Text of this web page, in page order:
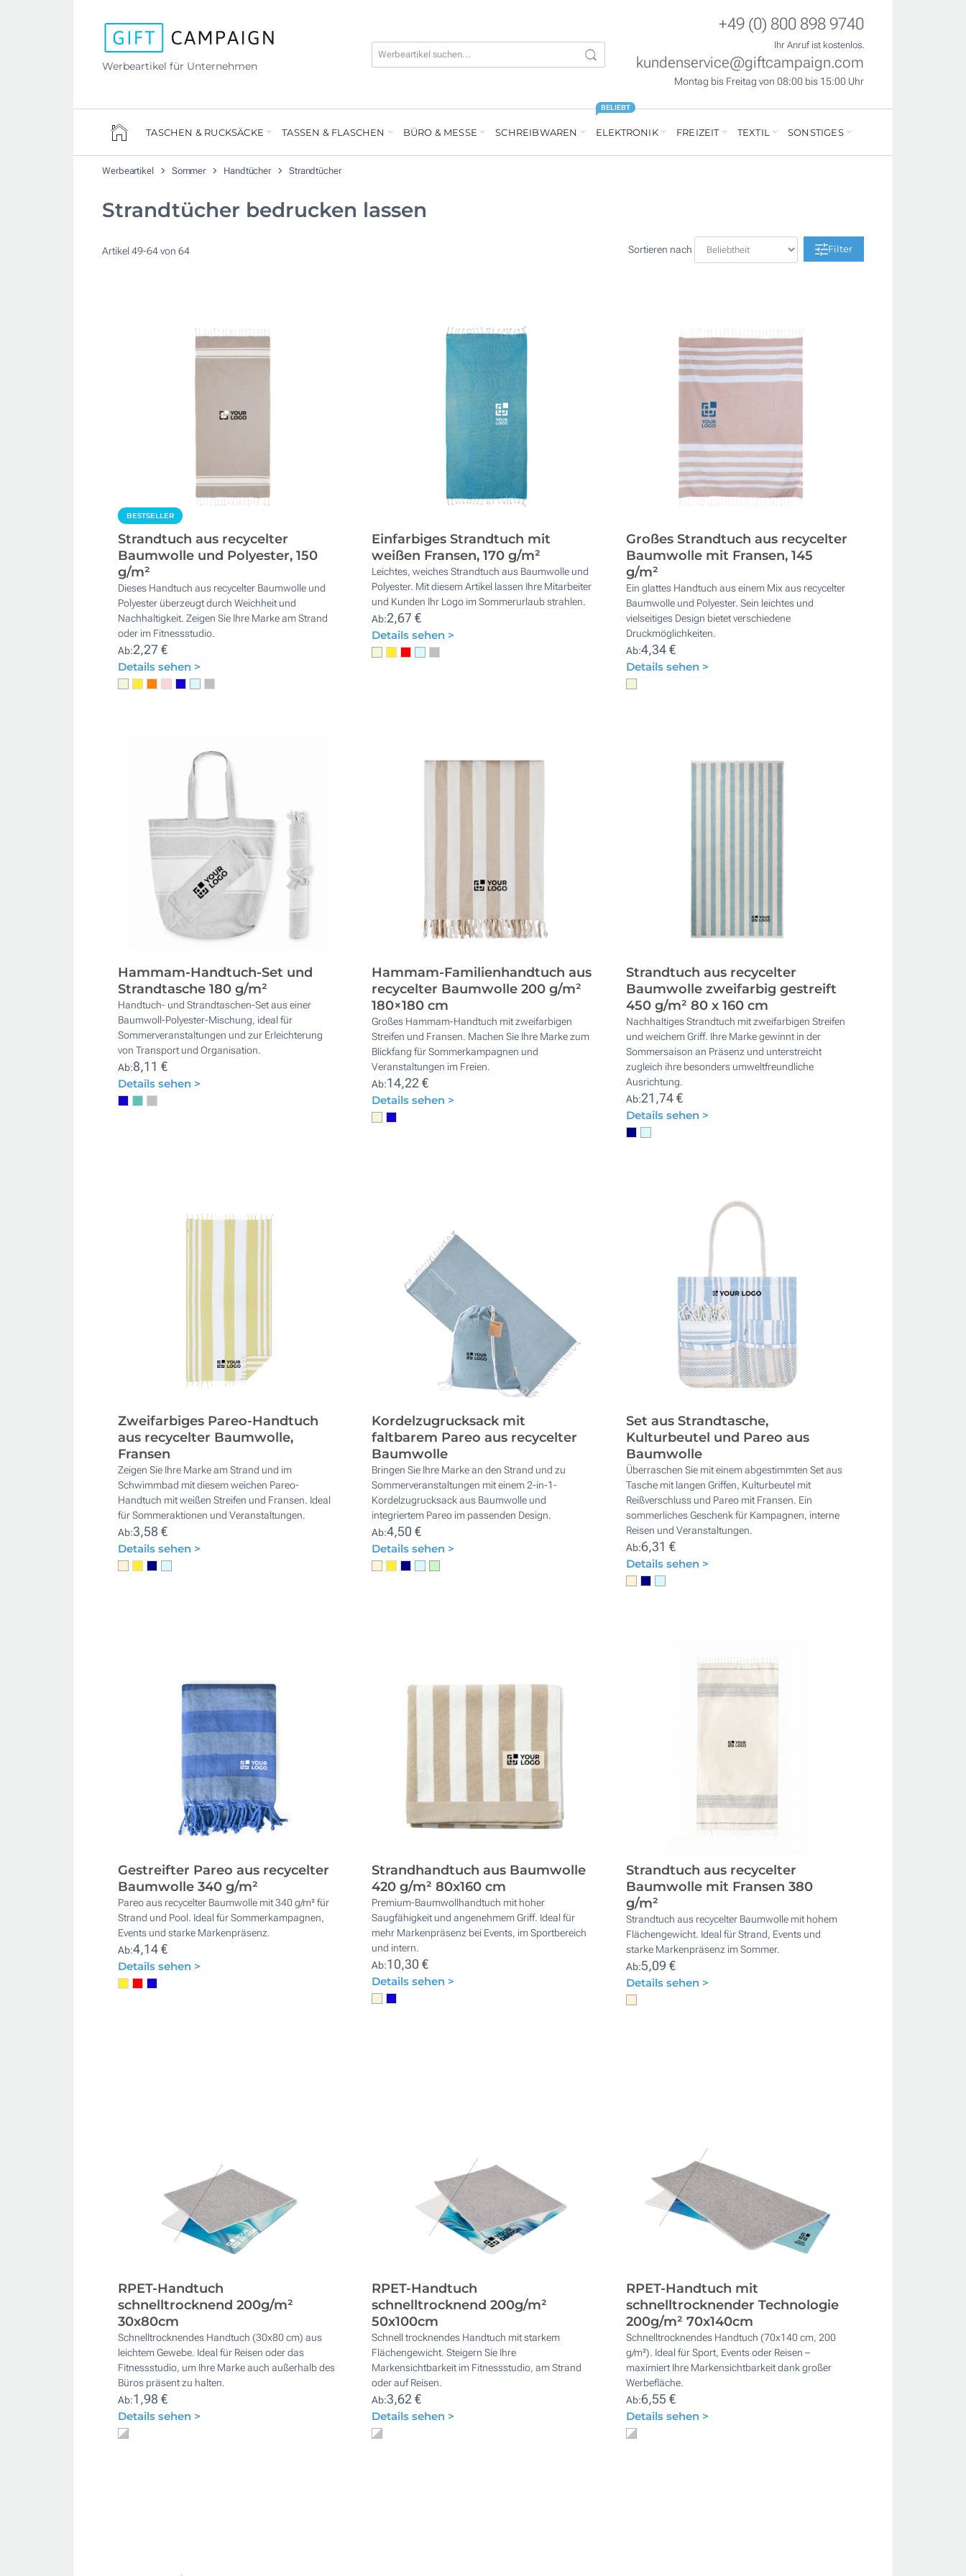
Werbeartikel für Unternehmen
+49 (0) 800 898 9740
Ihr Anruf ist kostenlos.
kundenservice@giftcampaign.com
Montag bis Freitag von 08:00 bis 15:00 Uhr
TASCHEN & RUCKSÄCKE TASSEN & FLASCHEN BÜRO & MESSE SCHREIBWAREN ELEKTRONIK
BELIEBT
FREIZEIT TEXTIL SONSTIGES
Werbeartikel Sommer Handtücher Strandtücher
Strandtücher bedrucken lassen
Artikel 49-64von 64 Sortieren nach Filter
BESTSELLER
Strandtuch aus recycelter
Baumwolle und Polyester, 150
g/m²
Dieses Handtuch aus recycelter Baumwolle und
Polyester überzeugt durch Weichheit und
Nachhaltigkeit. Zeigen Sie Ihre Marke am Strand
oder im Fitnessstudio.
Ab:2,27 €
Details sehen >
Einfarbiges Strandtuch mit
weißen Fransen, 170 g/m²
Leichtes, weiches Strandtuch aus Baumwolle und
Polyester. Mit diesem Artikel lassen Ihre Mitarbeiter
und Kunden Ihr Logo im Sommerurlaub strahlen.
Ab:2,67 €
Details sehen >
Großes Strandtuch aus recycelter
Baumwolle mit Fransen, 145
g/m²
Ein glattes Handtuch aus einem Mix aus recycelter
Baumwolle und Polyester. Sein leichtes und
vielseitiges Design bietet verschiedene
Druckmöglichkeiten.
Ab:4,34 €
Details sehen >
Hammam-Handtuch-Set und
Strandtasche 180 g/m²
Handtuch- und Strandtaschen-Set aus einer
Baumwoll-Polyester-Mischung, ideal für
Sommerveranstaltungen und zur Erleichterung
von Transport und Organisation.
Ab:8,11 €
Details sehen >
Hammam-Familienhandtuch aus
recycelter Baumwolle 200 g/m²
180×180 cm
Großes Hammam-Handtuch mit zweifarbigen
Streifen und Fransen. Machen Sie Ihre Marke zum
Blickfang für Sommerkampagnen und
Veranstaltungen im Freien.
Ab:14,22 €
Details sehen >
Strandtuch aus recycelter
Baumwolle zweifarbig gestreift
450 g/m² 80 x 160 cm
Nachhaltiges Strandtuch mit zweifarbigen Streifen
und weichem Griff. Ihre Marke gewinnt in der
Sommersaison an Präsenz und unterstreicht
zugleich ihre besonders umweltfreundliche
Ausrichtung.
Ab:21,74 €
Details sehen >
Zweifarbiges Pareo-Handtuch
aus recycelter Baumwolle,
Fransen
Zeigen Sie Ihre Marke am Strand und im
Schwimmbad mit diesem weichen Pareo-
Handtuch mit weißen Streifen und Fransen. Ideal
für Sommeraktionen und Veranstaltungen.
Ab:3,58 €
Details sehen >
Kordelzugrucksack mit
faltbarem Pareo aus recycelter
Baumwolle
Bringen Sie Ihre Marke an den Strand und zu
Sommerveranstaltungen mit einem 2-in-1-
Kordelzugrucksack aus Baumwolle und
integriertem Pareo im passenden Design.
Ab:4,50 €
Details sehen >
Set aus Strandtasche,
Kulturbeutel und Pareo aus
Baumwolle
Überraschen Sie mit einem abgestimmten Set aus
Tasche mit langen Griffen, Kulturbeutel mit
Reißverschluss und Pareo mit Fransen. Ein
sommerliches Geschenk für Kampagnen, interne
Reisen und Veranstaltungen.
Ab:6,31 €
Details sehen >
Gestreifter Pareo aus recycelter
Baumwolle 340 g/m²
Pareo aus recycelter Baumwolle mit 340 g/m² für
Strand und Pool. Ideal für Sommerkampagnen,
Events und starke Markenpräsenz.
Ab:4,14 €
Details sehen >
Strandhandtuch aus Baumwolle
420 g/m² 80x160 cm
Premium-Baumwollhandtuch mit hoher
Saugfähigkeit und angenehmem Griff. Ideal für
mehr Markenpräsenz bei Events, im Sportbereich
und intern.
Ab:10,30 €
Details sehen >
Strandtuch aus recycelter
Baumwolle mit Fransen 380
g/m²
Strandtuch aus recycelter Baumwolle mit hohem
Flächengewicht. Ideal für Strand, Events und
starke Markenpräsenz im Sommer.
Ab:5,09 €
Details sehen >
RPET-Handtuch
schnelltrocknend 200g/m²
30x80cm
Schnelltrocknendes Handtuch (30x80 cm) aus
leichtem Gewebe. Ideal für Reisen oder das
Fitnessstudio, um Ihre Marke auch außerhalb des
Büros präsent zu halten.
Ab:1,98 €
Details sehen >
RPET-Handtuch
schnelltrocknend 200g/m²
50x100cm
Schnell trocknendes Handtuch mit starkem
Flächengewicht. Steigern Sie Ihre
Markensichtbarkeit im Fitnessstudio, am Strand
oder auf Reisen.
Ab:3,62 €
Details sehen >
RPET-Handtuch mit
schnelltrocknender Technologie
200g/m² 70x140cm
Schnelltrocknendes Handtuch (70x140 cm, 200
g/m²). Ideal für Sport, Events oder Reisen –
maximiert Ihre Markensichtbarkeit dank großer
Werbefläche.
Ab:6,55 €
Details sehen >